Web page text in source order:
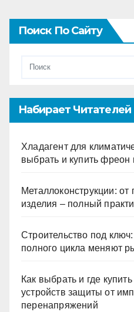
Поиск По Сайту
Набирает Читателей
Хладагент для
выбрать и купить фреон
Металлоконструкции: от
изделия – полный
Строительство под
полного цикла меняют
Как выбрать и где
устройств защиты от
перенапряжений